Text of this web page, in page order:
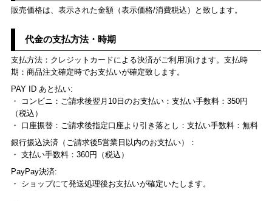
販売価格は、表示された金額（表示価格/消費税込）と致します。
代金の支払方法・時期
支払方法：クレジットカードによる決済がご利用頂けます。支払時
期：商品注文確定時でお支払いが確定致します。
PAY ID あと払い:
・ コンビニ：ご請求後翌月10日のお支払い：支払い手数料：350円
（税込）
・ 口座振替：ご請求後指定口座より引き落とし：支払い手数料：無料
銀行振込決済（ご請求後5営業日以内のお支払い）：
・ 支払い手数料：360円（税込）
PayPay決済:
・ ショップにて発送処理後お支払いが確定いたします。